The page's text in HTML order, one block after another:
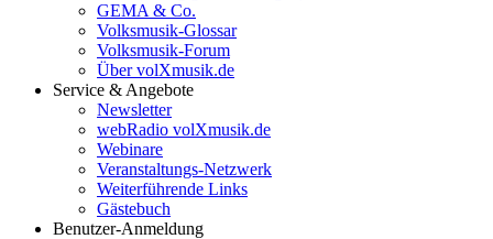
GEMA & Co.
Volksmusik-Glossar
Volksmusik-Forum
Über volXmusik.de
Service & Angebote
Newsletter
webRadio volXmusik.de
Webinare
Veranstaltungs-Netzwerk
Weiterführende Links
Gästebuch
Benutzer-Anmeldung